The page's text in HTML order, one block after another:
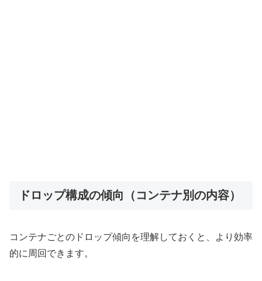
ドロップ構成の傾向（コンテナ別の内容）
コンテナごとのドロップ傾向を理解しておくと、より効率
的に周回できます。